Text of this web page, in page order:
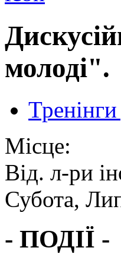
молоді".
Місце:
Від. л-ри
Субота,
- ПОДІЇ -